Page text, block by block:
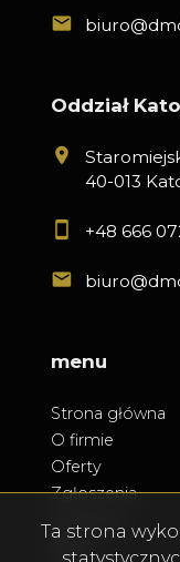
Oddział
40-013
+48 666
menu
Strona główna
O firmie
Oferty
Zgłoszenia
Ta strona